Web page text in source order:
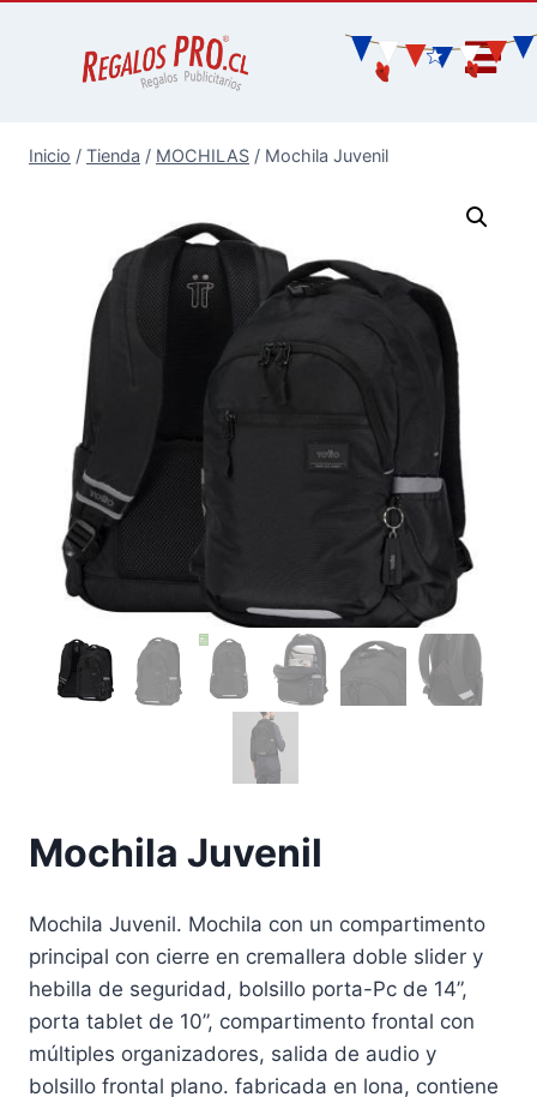
Inicio / Tienda / MOCHILAS / Mochila Juvenil
Mochila Juvenil
Mochila Juvenil. Mochila con un compartimento
principal con cierre en cremallera doble slider y
hebilla de seguridad, bolsillo porta-Pc de 14”,
porta tablet de 10”, compartimento frontal con
múltiples organizadores, salida de audio y
bolsillo frontal plano. fabricada en lona, contiene